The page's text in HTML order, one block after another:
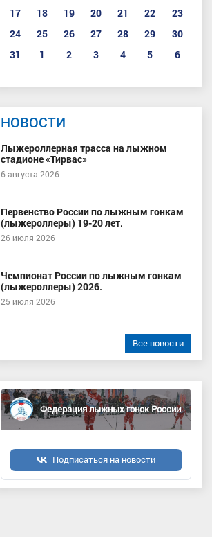
17
18 19 20 21 22
23
24
25 26 27 28 29
30
31
1 2 3 4 5 6
НОВОСТИ
Лыжероллерная трасса на лыжном
стадионе «Тирвас»
6 августа 2026
Первенство России по лыжным гонкам
(лыжероллеры) 19-20 лет.
26 июля 2026
Чемпионат России по лыжным гонкам
(лыжероллеры) 2026.
25 июля 2026
Все новости
Федерация лыжных гонок России
Подписаться на новости